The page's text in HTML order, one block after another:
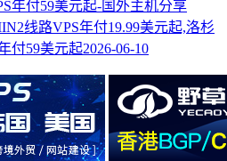
线路VPS年付19.99美元起,洛杉
付59美元起2026-06-10